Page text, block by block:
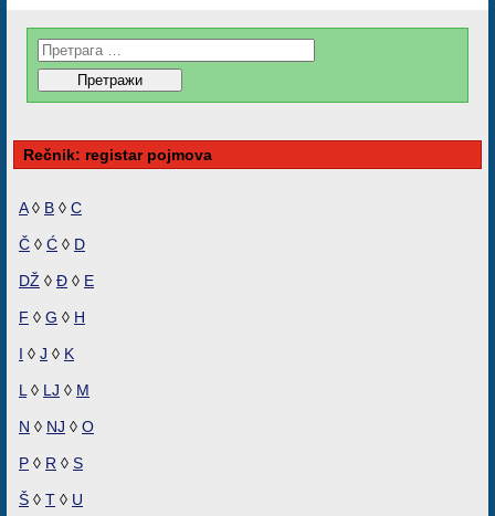
Rečnik: registar pojmova
A◊ B ◊ C
Č ◊ Ć ◊ D
DŽ ◊ Đ ◊ E
F ◊ G ◊ H
I ◊ J ◊ K
L ◊ LJ ◊ M
N ◊ NJ ◊ O
P ◊ R ◊ S
Š ◊ T ◊ U